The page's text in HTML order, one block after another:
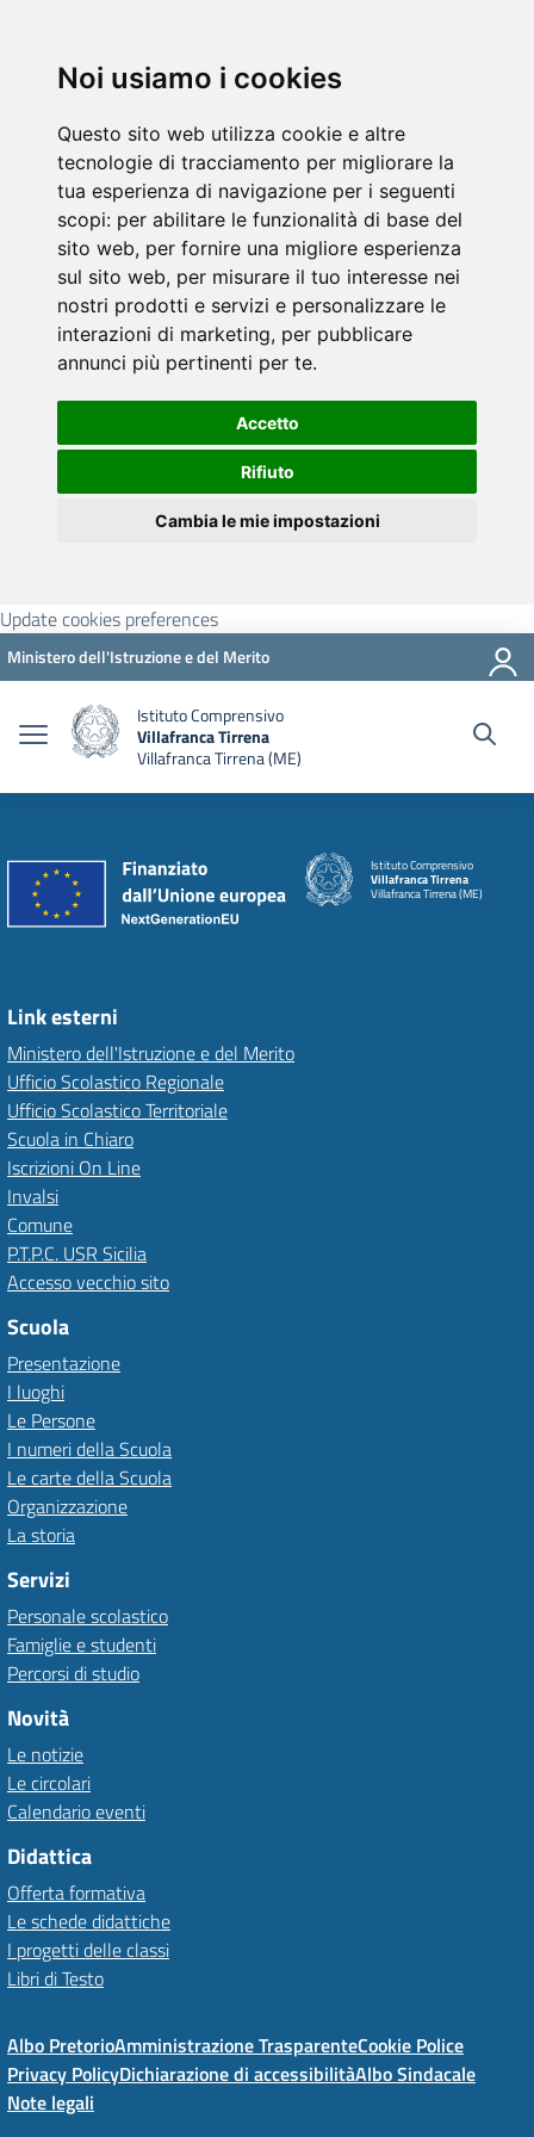
Noi usiamo i cookies
Questo sito web utilizza cookie e altre
tecnologie di tracciamento per migliorare la
tua esperienza di navigazione per i seguenti
scopi: per abilitare le funzionalità di base del
sito web, per fornire una migliore esperienza
sul sito web, per misurare il tuo interesse nei
nostri prodotti e servizi e personalizzare le
interazioni di marketing, per pubblicare
annunci più pertinenti per te.
Accetto
Rifiuto
Cambia le mie impostazioni
Update cookies preferences
Ministero dell'Istruzione e del Merito
Istituto Comprensivo
Villafranca Tirrena
Villafranca Tirrena (ME)
Istituto Comprensivo
Villafranca Tirrena
Villafranca Tirrena (ME)
Link esterni
Ministero dell'Istruzione e del Merito
Ufficio Scolastico Regionale
Ufficio Scolastico Territoriale
Scuola in Chiaro
Iscrizioni On Line
Invalsi
Comune
P.T.P.C. USR Sicilia
Accesso vecchio sito
Scuola
Presentazione
I luoghi
Le Persone
I numeri della Scuola
Le carte della Scuola
Organizzazione
La storia
Servizi
Personale scolastico
Famiglie e studenti
Percorsi di studio
Novità
Le notizie
Le circolari
Calendario eventi
Didattica
Offerta formativa
Le schede didattiche
I progetti delle classi
Libri di Testo
Albo PretorioAmministrazione TrasparenteCookie Police
Privacy PolicyDichiarazione di accessibilitàAlbo Sindacale
Note legali